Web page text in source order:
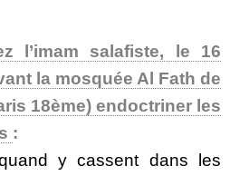
l’imam salafiste, le 16
la mosquée Al Fath de
18ème) endoctriner les
:
y cassent dans les